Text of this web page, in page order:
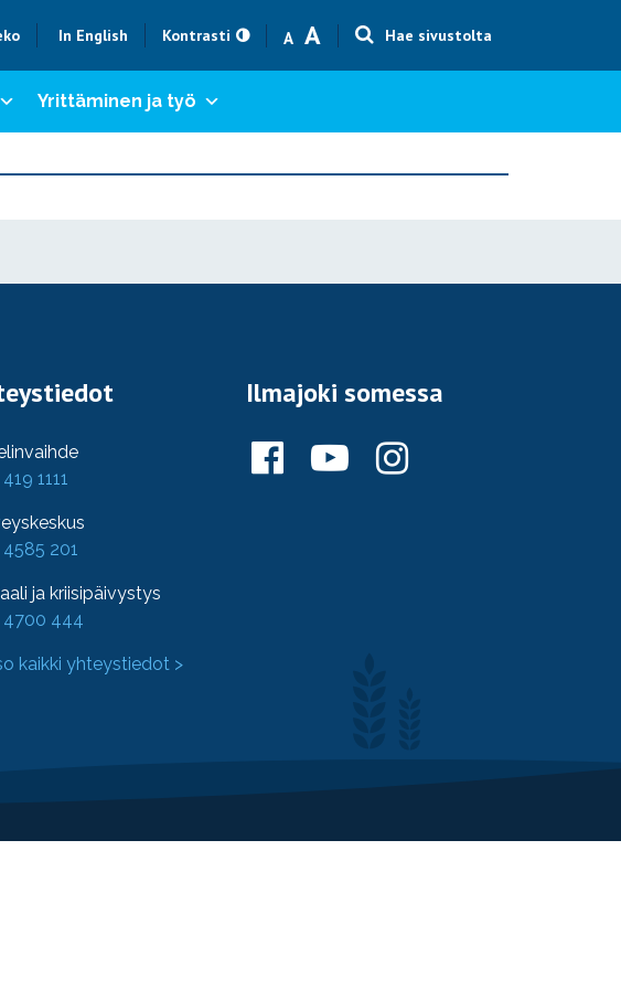
In English Kontrasti A
Text size smaller
AText size bigger
Hae sivustolta
Yrittäminen ja työ
1111
201
ja kriisipäivystys
444
kaikki yhteystiedot >
Ilmajoki somessa